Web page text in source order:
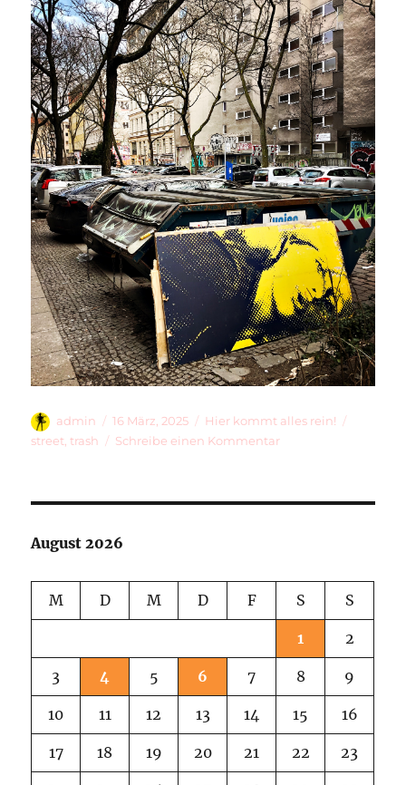
Autor
admin
Veröffentlicht
am
16 März, 2025 Kategorien
Hier kommt alles rein!
street ,trash Schreibe einen Kommentarzu
August 2026
M D M D F S S
1 2
3 4 5 6 7 8 9
10 11 12 13 14 15 16
17 18 19 20 21 22 23